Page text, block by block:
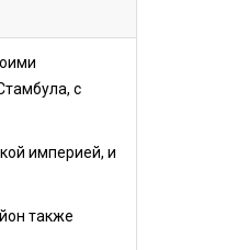
с
империей, и
также